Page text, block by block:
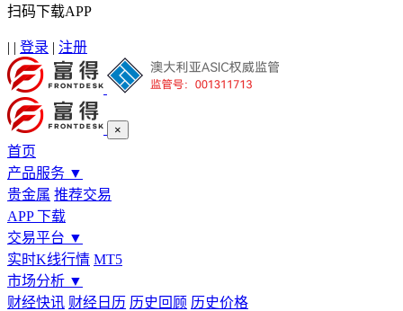
扫码下载APP
| | 登录 | 注册
×
首页
产品服务 ▼
贵金属 推荐交易
APP 下载
交易平台 ▼
实时K线行情 MT5
市场分析 ▼
财经快讯 财经日历 历史回顾 历史价格